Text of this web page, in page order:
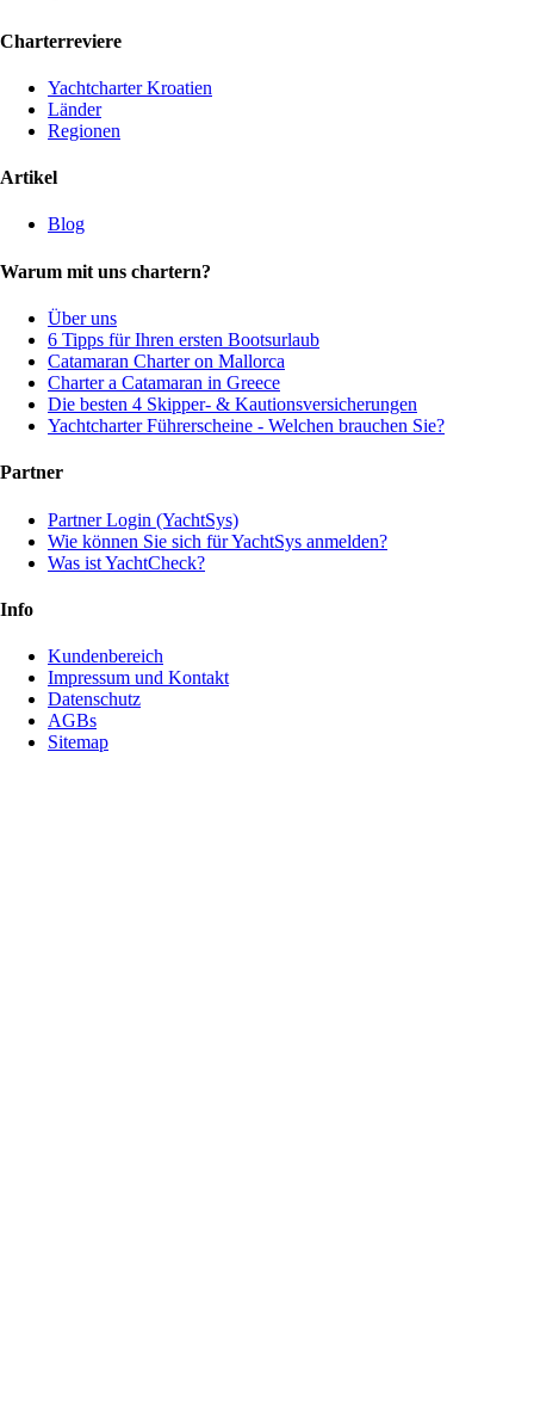
Charterreviere
Yachtcharter Kroatien
Länder
Regionen
Artikel
Blog
Warum mit uns chartern?
Über uns
6 Tipps für Ihren ersten Bootsurlaub
Catamaran Charter on Mallorca
Charter a Catamaran in Greece
Die besten 4 Skipper- & Kautionsversicherungen
Yachtcharter Führerscheine - Welchen brauchen Sie?
Partner
Partner Login (YachtSys)
Wie können Sie sich für YachtSys anmelden?
Was ist YachtCheck?
Info
Kundenbereich
Impressum und Kontakt
Datenschutz
AGBs
Sitemap